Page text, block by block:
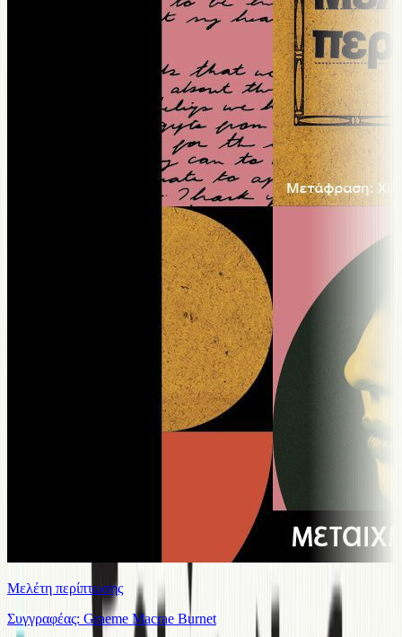
Μελέτη περίπτωσης
Συγγραφέας: Graeme Macrae Burnet